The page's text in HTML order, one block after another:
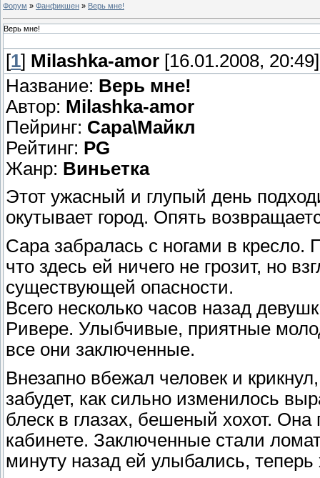
Форум » Фанфикшен » Верь мне!
Верь мне!
[1] Milashka-amor [16.01.2008, 20:49]
Название: Верь мне!
Автор: Milashka-amor
Пейринг: Сара\Майкл
Рейтинг: PG
Жанр: Виньетка
Этот ужасный и глупый день
окутывает город. Опять
Сара забралась с ногами в кресло.
что здесь ей ничего не грозит, но
существующей опасности.
Всего несколько часов назад
Ривере. Улыбчивые, приятные
все они заключенные.
Внезапно вбежал человек и
забудет, как сильно изменилось
блеск в глазах, бешеный хохот.
кабинете. Заключенные стали
минуту назад ей улыбались, теперь